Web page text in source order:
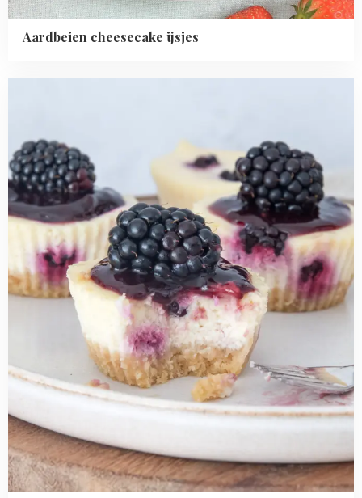
Aardbeien cheesecake ijsjes
Mini
bramen
cheesecakes